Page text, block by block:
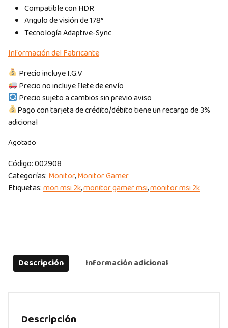
Compatible con HDR
Angulo de visión de 178°
Tecnología Adaptive-Sync
Información del Fabricante
Precio incluye I.G.V
Precio no incluye flete de envío
Precio sujeto a cambios sin previo aviso
Pago con tarjeta de crédito/débito tiene un recargo de 3%
adicional
Agotado
Código:002908
Categorías:Monitor,Monitor Gamer
Etiquetas:mon msi 2k,monitor gamer msi,monitor msi 2k
Descripción Información adicional
Descripción